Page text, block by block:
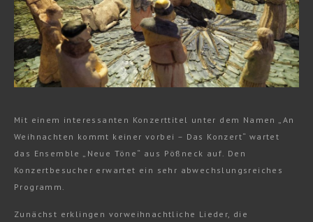
Mit einem interessanten Konzerttitel unter dem Namen „An
Weihnachten kommt keiner vorbei – Das Konzert“ wartet
das Ensemble „Neue Töne“ aus Pößneck auf. Den
Konzertbesucher erwartet ein sehr abwechslungsreiches
Programm.
Zunächst erklingen vorweihnachtliche Lieder, die